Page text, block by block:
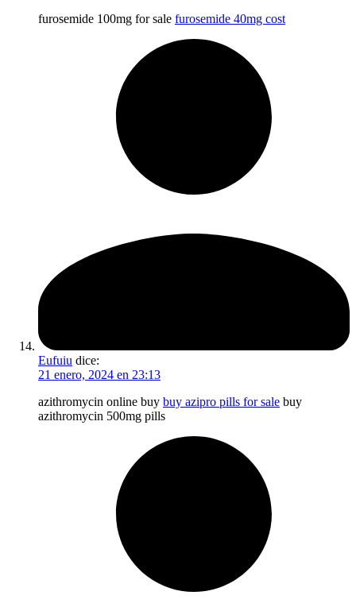
furosemide 100mg for sale furosemide 40mg cost
Eufuiu dice:
21 enero, 2024 en 23:13
azithromycin online buy buy azipro pills for sale buy
azithromycin 500mg pills